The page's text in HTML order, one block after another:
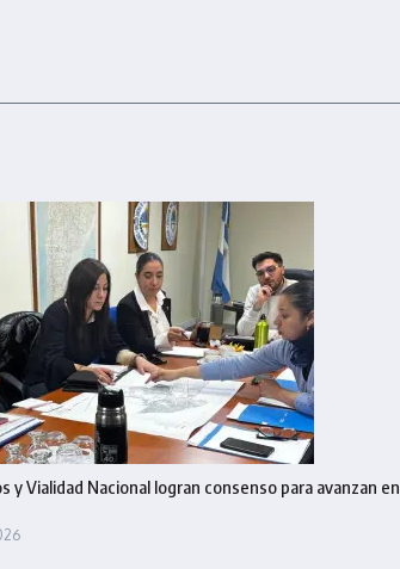
y Vialidad Nacional logran consenso para avanzan en